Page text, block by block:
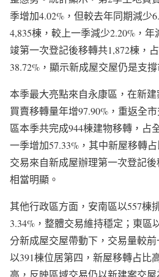
季增加4.02%，但較去年同期減少
4,835棟，較上一季減少2.20%，
竣第一次登記後移轉共1,872棟，
38.72%，顯示新成屋交屋仍是支
本季最大亮點來自永康區，在新
買賣移轉量年增97.90%，重返全
區本季共完成944棟建物移轉，占
一季增加57.33%，其中新屋移轉
交易來自新成屋辦理第一次登記
相當明顯。
其他行政區方面，安南區以557棟
3.34%，整體交易維持穩定；東區
分新成屋交屋帶動下，交易量較
以391棟位居第四，新屋移轉占比
高，反映區域交易仍以新建案交